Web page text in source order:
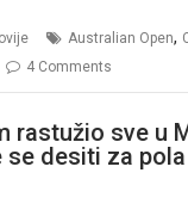
Australian Open,
4 Comments
rastužio sve u
se desiti za